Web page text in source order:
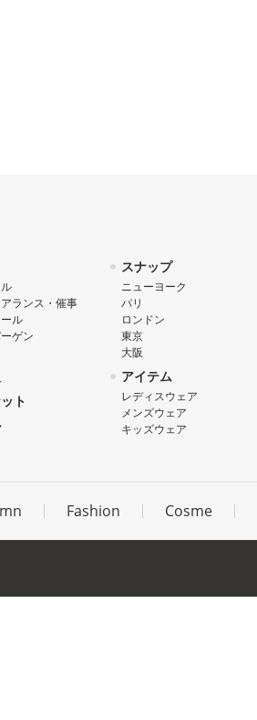
ランス・催事
ル
ゲン
ト
スナップ
ニューヨーク
パリ
ロンドン
東京
大阪
アイテム
レディスウェア
メンズウェア
キッズウェア
Fashion Cosme